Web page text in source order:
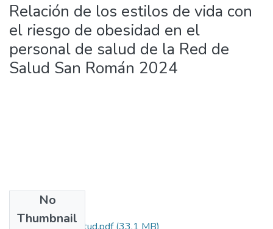
Relación de los estilos de vida con
el riesgo de obesidad en el
personal de salud de la Red de
Salud San Román 2024
No
Thumbnail